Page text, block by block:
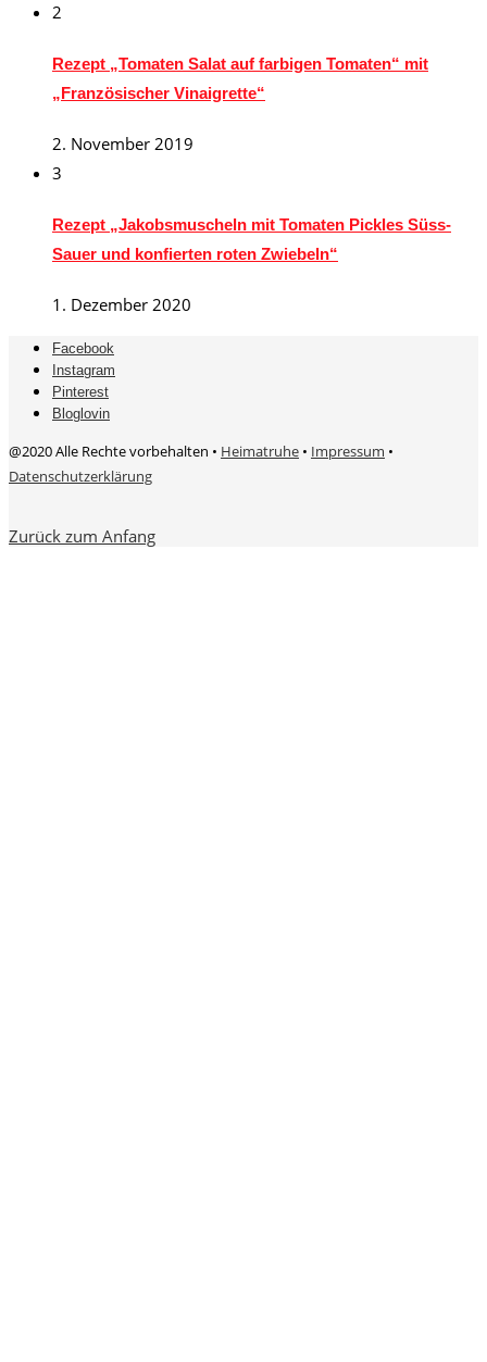
2
Rezept „Tomaten Salat auf farbigen Tomaten“ mit
„Französischer Vinaigrette“
2. November 2019
3
Rezept „Jakobsmuscheln mit Tomaten Pickles Süss-
Sauer und konfierten roten Zwiebeln“
1. Dezember 2020
Facebook
Instagram
Pinterest
Bloglovin
@2020 Alle Rechte vorbehalten • Heimatruhe • Impressum •
Datenschutzerklärung
Zurück zum Anfang